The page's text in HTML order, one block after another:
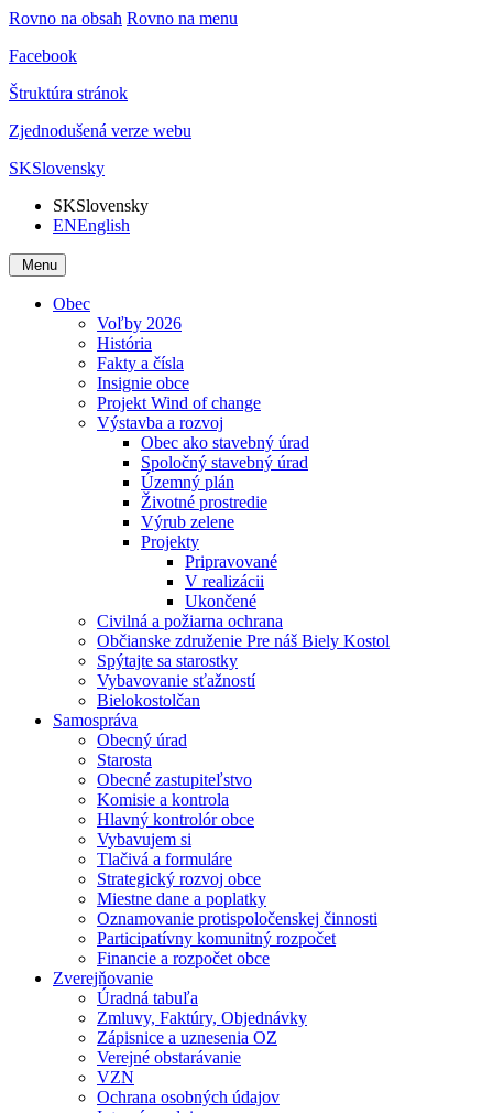
Rovno na obsah Rovno na menu
Facebook
Štruktúra stránok
Zjednodušená verze webu
SKSlovensky
SKSlovensky
ENEnglish
Menu
Obec
Voľby 2026
História
Fakty a čísla
Insignie obce
Projekt Wind of change
Výstavba a rozvoj
Obec ako stavebný úrad
Spoločný stavebný úrad
Územný plán
Životné prostredie
Výrub zelene
Projekty
Pripravované
V realizácii
Ukončené
Civilná a požiarna ochrana
Občianske združenie Pre náš Biely Kostol
Spýtajte sa starostky
Vybavovanie sťažností
Bielokostolčan
Samospráva
Obecný úrad
Starosta
Obecné zastupiteľstvo
Komisie a kontrola
Hlavný kontrolór obce
Vybavujem si
Tlačivá a formuláre
Strategický rozvoj obce
Miestne dane a poplatky
Oznamovanie protispoločenskej činnosti
Participatívny komunitný rozpočet
Financie a rozpočet obce
Zverejňovanie
Úradná tabuľa
Zmluvy, Faktúry, Objednávky
Zápisnice a uznesenia OZ
Verejné obstarávanie
VZN
Ochrana osobných údajov